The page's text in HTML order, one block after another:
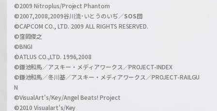
l
©2009 Nitroplus/Project Phantom
©2007,2008,2009谷川流･いとうのいぢ／SOS団
©CAPCOM CO., LTD. 2009 ALL RIGHTS RESERVED.
©窪岡俊之
©BNGI
©ATLUS CO.,LTD. 1996,2008
©鎌池和馬／アスキー・メディアワークス／PROJECT-INDEX
©鎌池和馬／冬川基／アスキー・メディアワークス／PROJECT-RAILGU
N
©VisualArt's/Key/Angel Beats! Project
©2010 Visualart's/Key